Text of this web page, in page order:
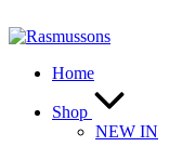
Inhalt
Home
Shop
NEW IN